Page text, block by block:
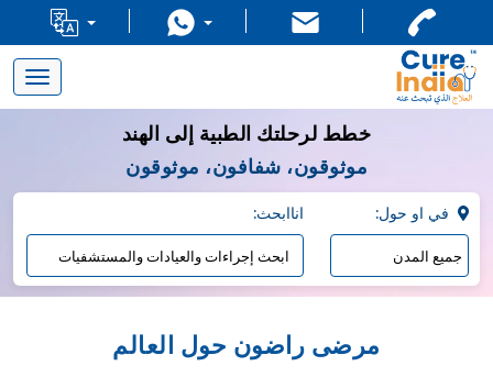
Toggle
navigation
خطط لرحلتك الطبية إلى الهند
موثوقون، شفافون، موثوقون
:اناابحث
مرضى راضون حول العالم